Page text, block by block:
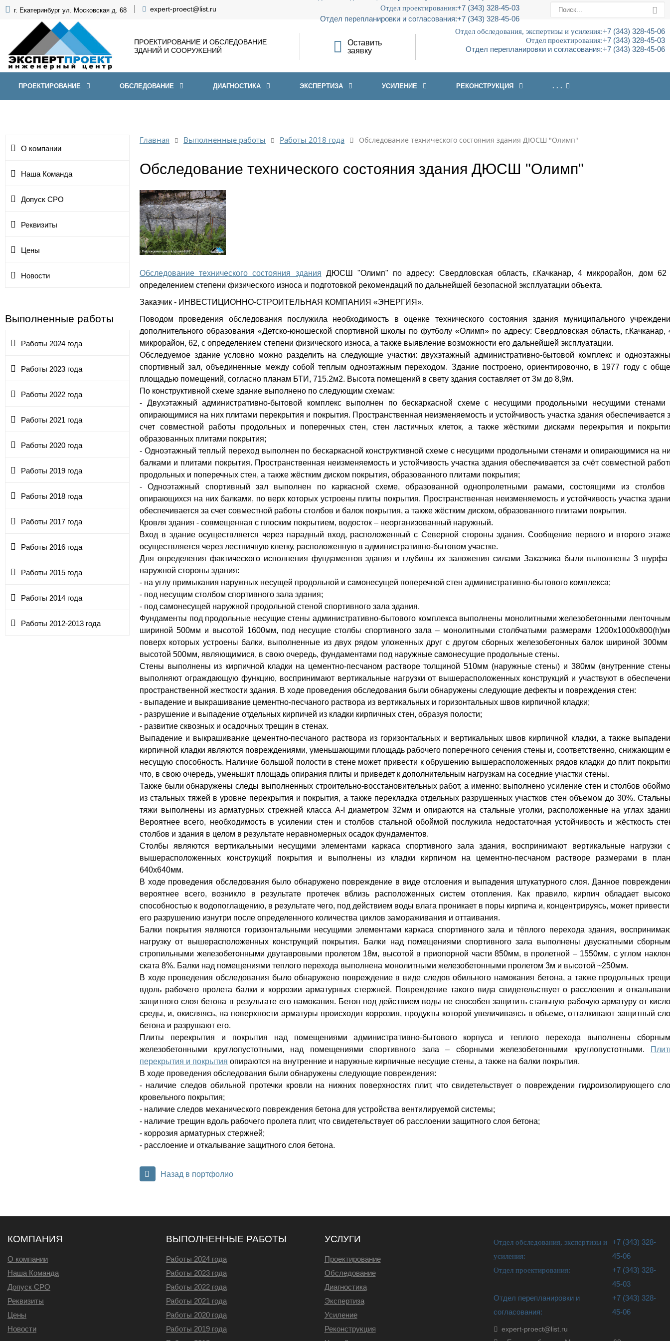
г. Екатеринбург ул. Московская д. 68 expert-proect@list.ru
Отдел обследования, экспертизы и усиления:+7 (343) 328-45-06
Отдел проектирования:+7 (343) 328-45-03
Отдел перепланировки и согласования:+7 (343) 328-45-06
Оставить
заявку
ПРОЕКТИРОВАНИЕ И ОБСЛЕДОВАНИЕ
ЗДАНИЙ И СООРУЖЕНИЙ
Отдел проектирования:+7 (343) 328-45-03
Отдел перепланировки и согласования:+7 (343) 328-45-06
ПРОЕКТИРОВАНИЕ ОБСЛЕДОВАНИЕ ДИАГНОСТИКА ЭКСПЕРТИЗА УСИЛЕНИЕ РЕКОНСТРУКЦИЯ . . .
О компании
Наша Команда
Допуск СРО
Реквизиты
Цены
Новости
Выполненные работы
Работы 2024 года
Работы 2023 года
Работы 2022 года
Работы 2021 года
Работы 2020 года
Работы 2019 года
Работы 2018 года
Работы 2017 года
Работы 2016 года
Работы 2015 года
Работы 2014 года
Работы 2012-2013 года
Главная Выполненные работы Работы 2018 года Обследование технического состояния здания ДЮСШ "Олимп"
Обследование технического состояния здания ДЮСШ "Олимп"
Обследование технического состояния здания ДЮСШ "Олимп" по адресу: Свердловская область, г.Качканар, 4 микрорайон, дом 62
определением степени физического износа и подготовкой рекомендаций по дальнейшей безопасной эксплуатации объекта.
Заказчик - ИНВЕСТИЦИОННО-СТРОИТЕЛЬНАЯ КОМПАНИЯ «ЭНЕРГИЯ».
Поводом проведения обследования послужила необходимость в оценке технического состояния здания муниципального
дополнительного образования «Детско-юношеской спортивной школы по футболу «Олимп» по адресу: Свердловская область, г.Качканар,
микрорайон, 62, с определением степени физического износа, а также выявление возможности его дальнейшей эксплуатации.
Обследуемое здание условно можно разделить на следующие участки: двухэтажный административно-бытовой комплекс и
спортивный зал, объединенные между собой теплым одноэтажным переходом. Здание построено, ориентировочно, в 1977 году с
площадью помещений, согласно планам БТИ, 715.2м2. Высота помещений в свету здания составляет от 3м до 8,9м.
По конструктивной схеме здание выполнено по следующим схемам:
- Двухэтажный административно-бытовой комплекс выполнен по бескаркасной схеме с несущими продольными несущими стенами
опирающимися на них плитами перекрытия и покрытия. Пространственная неизменяемость и устойчивость участка здания обеспечивается
счет совместной работы продольных и поперечных стен, стен ластичных клеток, а также жёсткими дисками перекрытия и
образованных плитами покрытия;
- Одноэтажный теплый переход выполнен по бескаркасной конструктивной схеме с несущими продольными стенами и опирающимися на
балками и плитами покрытия. Пространственная неизменяемость и устойчивость участка здания обеспечивается за счёт совместной
продольных и поперечных стен, а также жёстким диском покрытия, образованного плитами покрытия;
- Одноэтажный спортивный зал выполнен по каркасной схеме, образованной однопролетными рамами, состоящими из столбов
опирающихся на них балками, по верх которых устроены плиты покрытия. Пространственная неизменяемость и устойчивость участка
обеспечивается за счет совместной работы столбов и балок покрытия, а также жёстким диском, образованного плитами покрытия.
Кровля здания - совмещенная с плоским покрытием, водосток – неорганизованный наружный.
Вход в здание осуществляется через парадный вход, расположенный с Северной стороны здания. Сообщение первого и второго
осуществляется через лестничную клетку, расположенную в административно-бытовом участке.
Для определения фактического исполнения фундаментов здания и глубины их заложения силами Заказчика были выполнены 3 шурфа
наружной стороны здания:
- на углу примыкания наружных несущей продольной и самонесущей поперечной стен административно-бытового комплекса;
- под несущим столбом спортивного зала здания;
- под самонесущей наружной продольной стеной спортивного зала здания.
Фундаменты под продольные несущие стены административно-бытового комплекса выполнены монолитными железобетонными
шириной 500мм и высотой 1600мм, под несущие столбы спортивного зала – монолитными столбчатыми размерами
поверх которых устроены балки, выполненные из двух рядом уложенных друг с другом сборных железобетонных балок шириной 300мм
высотой 500мм, являющимися, в свою очередь, фундаментами под наружные самонесущие продольные стены.
Стены выполнены из кирпичной кладки на цементно-песчаном растворе толщиной 510мм (наружные стены) и 380мм (внутренние
выполняют ограждающую функцию, воспринимают вертикальные нагрузки от вышерасположенных конструкций и участвуют в
пространственной жесткости здания. В ходе проведения обследования были обнаружены следующие дефекты и повреждения стен:
- выпадение и выкрашивание цементно-песчаного раствора из вертикальных и горизонтальных швов кирпичной кладки;
- разрушение и выпадение отдельных кирпичей из кладки кирпичных стен, образуя полости;
- развитие сквозных и осадочных трещин в стенах.
Выпадение и выкрашивание цементно-песчаного раствора из горизонтальных и вертикальных швов кирпичной кладки, а также
кирпичной кладки являются повреждениями, уменьшающими площадь рабочего поперечного сечения стены и, соответственно, снижающим
несущую способность. Наличие большой полости в стене может привести к обрушению вышерасположенных рядов кладки до плит
что, в свою очередь, уменьшит площадь опирания плиты и приведет к дополнительным нагрузкам на соседние участки стены.
Также были обнаружены следы выполненных строительно-восстановительных работ, а именно: выполнено усиление стен и столбов
из стальных тяжей в уровне перекрытия и покрытия, а также перекладка отдельных разрушенных участков стен объемом до 30%.
тяжи выполнены из арматурных стрежней класса A-I диаметром 32мм и опираются на стальные уголки, расположенные на углах
Вероятнее всего, необходимость в усилении стен и столбов стальной обоймой послужила недостаточная устойчивость и жёсткость
столбов и здания в целом в результате неравномерных осадок фундаментов.
Столбы являются вертикальными несущими элементами каркаса спортивного зала здания, воспринимают вертикальные нагрузки
вышерасположенных конструкций покрытия и выполнены из кладки кирпичом на цементно-песчаном растворе размерами в
640х640мм.
В ходе проведения обследования было обнаружено повреждение в виде отслоения и выпадения штукатурного слоя. Данное
вероятнее всего, возникло в результате протечек вблизь расположенных систем отопления. Как правило, кирпич обладает
способностью к водопоглащению, в результате чего, под действием воды влага проникает в поры кирпича и, концентрируясь, может привести
его разрушению изнутри после определенного количества циклов замораживания и оттаивания.
Балки покрытия являются горизонтальными несущими элементами каркаса спортивного зала и тёплого перехода здания,
нагрузку от вышерасположенных конструкций покрытия. Балки над помещениями спортивного зала выполнены двускатными
стропильными железобетонными двутавровыми пролетом 18м, высотой в приопорной части 850мм, в пролетной – 1550мм, с углом
ската 8%. Балки над помещениями теплого перехода выполнена монолитными железобетонными пролетом 3м и высотой ~250мм.
В ходе проведения обследования было обнаружено повреждение в виде следов обильного намокания бетона, а также продольных
вдоль рабочего пролета балки и коррозии арматурных стержней. Повреждение такого вида свидетельствует о расслоения и
защитного слоя бетона в результате его намокания. Бетон под действием воды не способен защитить стальную рабочую арматуру от
среды, и, окисляясь, на поверхности арматуры происходит коррозия, продукты которой увеличиваясь в объеме, отталкивают защитный
бетона и разрушают его.
Плиты перекрытия и покрытия над помещениями административно-бытового корпуса и теплого перехода выполнены
железобетонными круглопустотными, над помещениями спортивного зала – сборными железобетонными круглопустотными.
перекрытия и покрытия опираются на внутренние и наружные кирпичные несущие стены, а также на балки покрытия.
В ходе проведения обследования были обнаружены следующие повреждения:
- наличие следов обильной протечки кровли на нижних поверхностях плит, что свидетельствует о повреждении гидроизолирующего
кровельного покрытия;
- наличие следов механического повреждения бетона для устройства вентилируемой системы;
- наличие трещин вдоль рабочего пролета плит, что свидетельствует об расслоении защитного слоя бетона;
- коррозия арматурных стержней;
- расслоение и откалывание защитного слоя бетона.
Назад в портфолио
Отдел обследования, экспертизы и
усиления:
+7 (343) 328-
45-06
Отдел проектирования:
+7 (343) 328-
45-03
Отдел перепланировки и
согласования:
+7 (343) 328-
45-06
expert-proect@list.ru
КОМПАНИЯ
О компании
Наша Команда
Допуск СРО
Реквизиты
Цены
Новости
ВЫПОЛНЕННЫЕ РАБОТЫ
Работы 2024 года
Работы 2023 года
Работы 2022 года
Работы 2021 года
Работы 2020 года
Работы 2019 года
УСЛУГИ
Проектирование
Обследование
Диагностика
Экспертиза
Усиление
Реконструкция